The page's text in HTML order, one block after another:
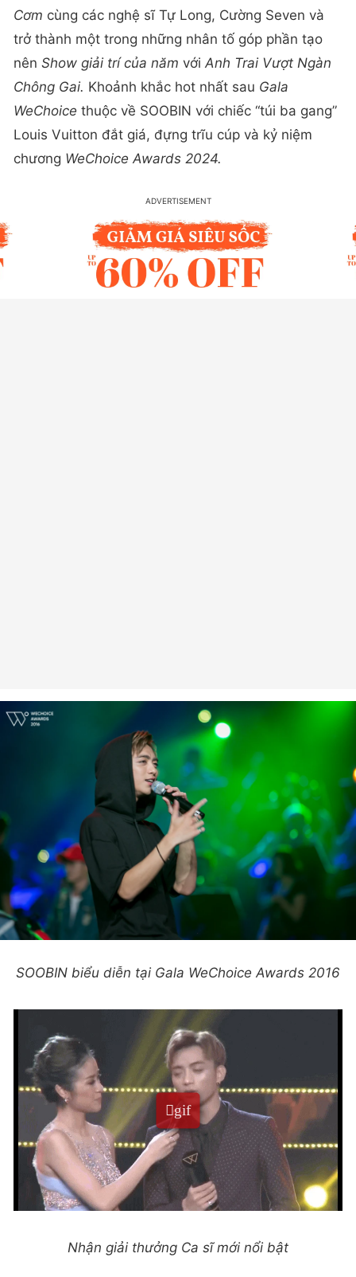
Cơm cùng các nghệ sĩ Tự Long, Cường Seven và
trở thành một trong những nhân tố góp phần tạo
nên Show giải trí của năm với Anh Trai Vượt Ngàn
Chông Gai. Khoảnh khắc hot nhất sau Gala
WeChoice thuộc về SOOBIN với chiếc “túi ba gang”
Louis Vuitton đắt giá, đựng trĩu cúp và kỷ niệm
chương WeChoice Awards 2024.
SOOBIN biểu diễn tại Gala WeChoice Awards 2016
Nhận giải thưởng Ca sĩ mới nổi bật